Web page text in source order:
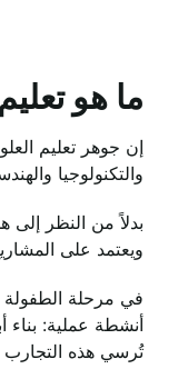
ما هو تعليم STEM؟
إن جوهر تعليم
والتكنولوجيا
ويعتمد على
أنشطة عملية: بناء
تُرسي هذه التجارب